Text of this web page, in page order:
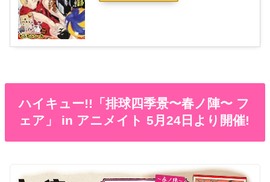
ハイキュー!!「排球四季景〜春ノ陣〜 フ
ェア」 in アニメイト 5月24日より開催!